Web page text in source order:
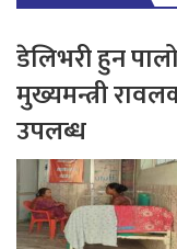
डेलिभरी हुन
मुख्यमन्त्री
उपलब्ध